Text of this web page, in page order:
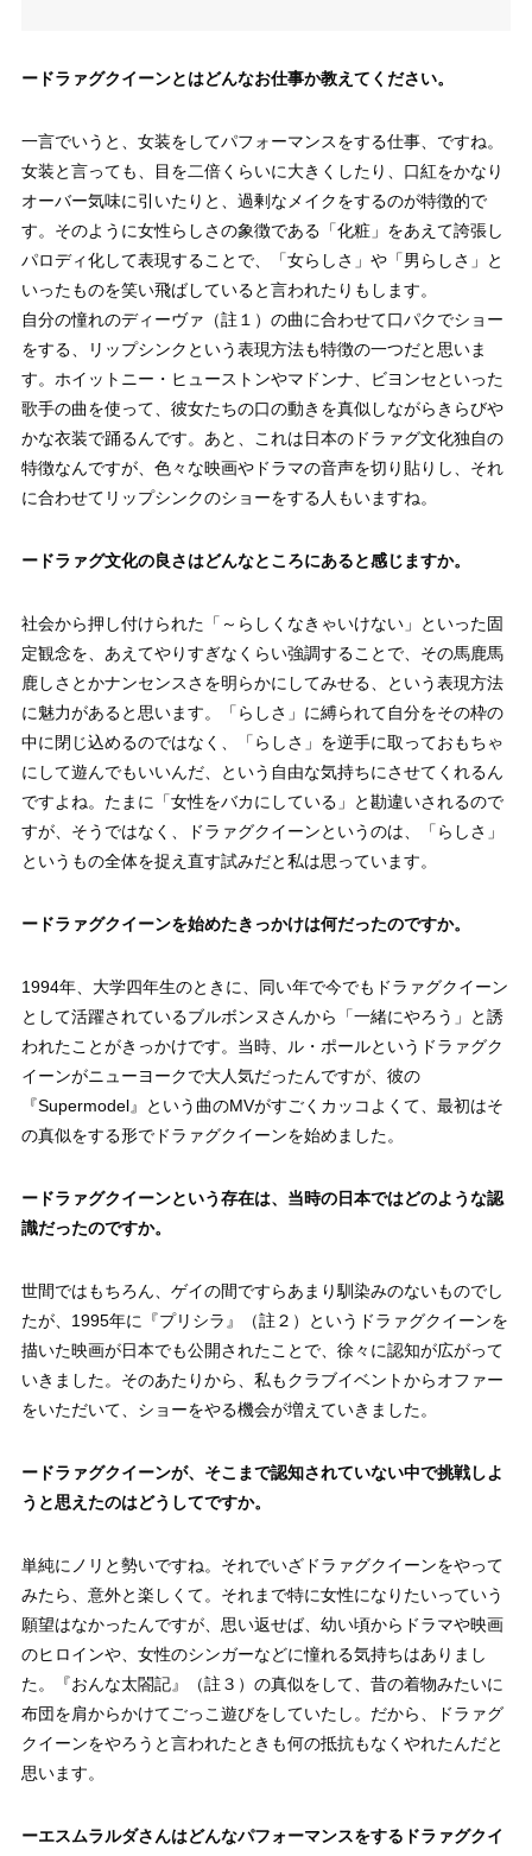
ードラァグクイーンとはどんなお仕事か教えてください。
一言でいうと、女装をしてパフォーマンスをする仕事、ですね。
女装と言っても、目を二倍くらいに大きくしたり、口紅をかなり
オーバー気味に引いたりと、過剰なメイクをするのが特徴的で
す。そのように女性らしさの象徴である「化粧」をあえて誇張し
パロディ化して表現することで、「女らしさ」や「男らしさ」と
いったものを笑い飛ばしていると言われたりもします。
自分の憧れのディーヴァ（註１）の曲に合わせて口パクでショー
をする、リップシンクという表現方法も特徴の一つだと思いま
す。ホイットニー・ヒューストンやマドンナ、ビヨンセといった
歌手の曲を使って、彼女たちの口の動きを真似しながらきらびや
かな衣装で踊るんです。あと、これは日本のドラァグ文化独自の
特徴なんですが、色々な映画やドラマの音声を切り貼りし、それ
に合わせてリップシンクのショーをする人もいますね。
ードラァグ文化の良さはどんなところにあると感じますか。
社会から押し付けられた「～らしくなきゃいけない」といった固
定観念を、あえてやりすぎなくらい強調することで、その馬鹿馬
鹿しさとかナンセンスさを明らかにしてみせる、という表現方法
に魅力があると思います。「らしさ」に縛られて自分をその枠の
中に閉じ込めるのではなく、「らしさ」を逆手に取っておもちゃ
にして遊んでもいいんだ、という自由な気持ちにさせてくれるん
ですよね。たまに「女性をバカにしている」と勘違いされるので
すが、そうではなく、ドラァグクイーンというのは、「らしさ」
というもの全体を捉え直す試みだと私は思っています。
ードラァグクイーンを始めたきっかけは何だったのですか。
1994年、大学四年生のときに、同い年で今でもドラァグクイーン
として活躍されているブルボンヌさんから「一緒にやろう」と誘
われたことがきっかけです。当時、ル・ポールというドラァグク
イーンがニューヨークで大人気だったんですが、彼の
『Supermodel』という曲のMVがすごくカッコよくて、最初はそ
の真似をする形でドラァグクイーンを始めました。
ードラァグクイーンという存在は、当時の日本ではどのような認
識だったのですか。
世間ではもちろん、ゲイの間ですらあまり馴染みのないものでし
たが、1995年に『プリシラ』（註２）というドラァグクイーンを
描いた映画が日本でも公開されたことで、徐々に認知が広がって
いきました。そのあたりから、私もクラブイベントからオファー
をいただいて、ショーをやる機会が増えていきました。
ードラァグクイーンが、そこまで認知されていない中で挑戦しよ
うと思えたのはどうしてですか。
単純にノリと勢いですね。それでいざドラァグクイーンをやって
みたら、意外と楽しくて。それまで特に女性になりたいっていう
願望はなかったんですが、思い返せば、幼い頃からドラマや映画
のヒロインや、女性のシンガーなどに憧れる気持ちはありまし
た。『おんな太閤記』（註３）の真似をして、昔の着物みたいに
布団を肩からかけてごっこ遊びをしていたし。だから、ドラァグ
クイーンをやろうと言われたときも何の抵抗もなくやれたんだと
思います。
ーエスムラルダさんはどんなパフォーマンスをするドラァグクイ